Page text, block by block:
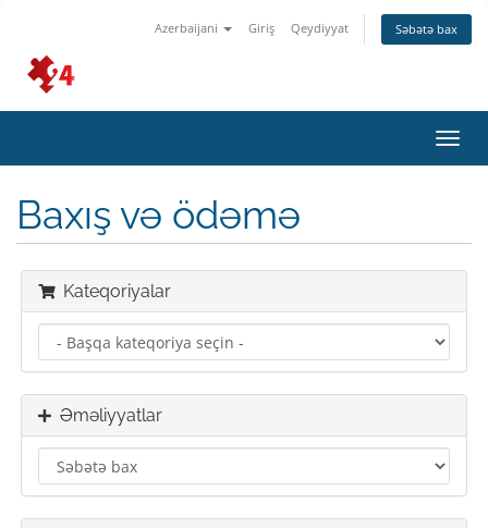
Azerbaijani Giriş Qeydiyyat Səbətə bax
keçid
Baxış və ödəmə
Kateqoriyalar
Əməliyyatlar